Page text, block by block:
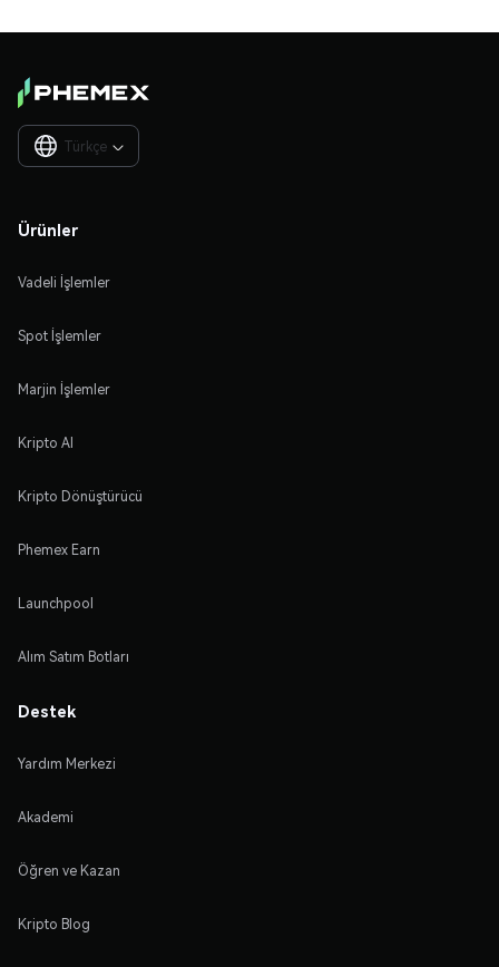
Türkçe 
Ürünler
Vadeli İşlemler
Spot İşlemler
Marjin İşlemler
Kripto Al
Kripto Dönüştürücü
Phemex Earn
Launchpool
Alım Satım Botları
Destek
Yardım Merkezi
Akademi
Öğren ve Kazan
Kripto Blog